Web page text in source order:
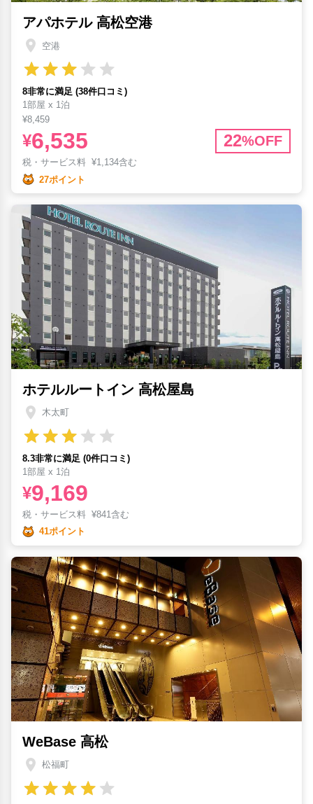
アパホテル 高松空港
空港
8非常に満足 (38件口コミ)
1部屋 x 1泊
¥8,459
¥6,535 22%OFF
税・サービス料 ¥1,134含む
27ポイント
ホテルルートイン 高松屋島
木太町
8.3非常に満足 (0件口コミ)
1部屋 x 1泊
¥9,169
税・サービス料 ¥841含む
41ポイント
WeBase 高松
松福町